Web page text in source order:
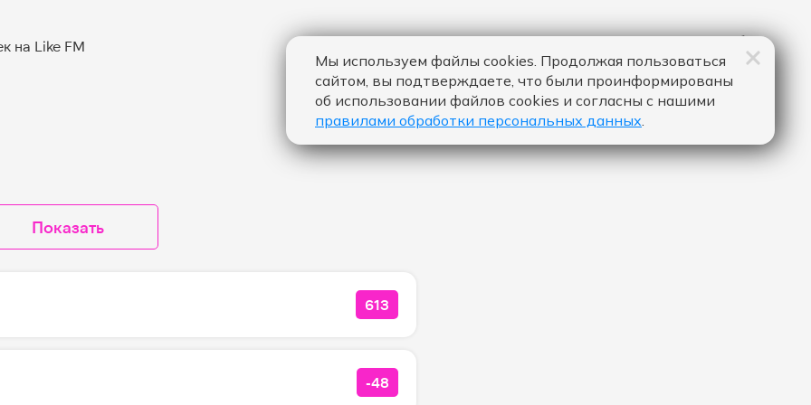
Показать
КОЛИЧЕСТВО ЛАЙКОВ ЗА "LETO - JONY & FEDUK":
613
КОЛИЧЕСТВО ЛАЙКОВ ЗА "ILLUSION - DUA LIPA":
-48
Мы используем файлы cookies. Продолжая пользоваться
сайтом, вы подтверждаете, что были проинформированы
об использовании файлов cookies и согласны с нашими
правилами обработки персональных данных.